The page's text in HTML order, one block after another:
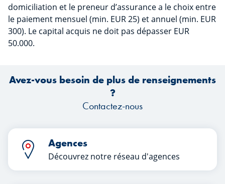
domiciliation et le preneur d’assurance a le choix entre
le paiement mensuel (min. EUR 25) et annuel (min. EUR
300). Le capital acquis ne doit pas dépasser EUR
50.000.
Avez-vous besoin de plus de renseignements
?
Contactez-nous
Agences
Découvrez notre réseau d'agences